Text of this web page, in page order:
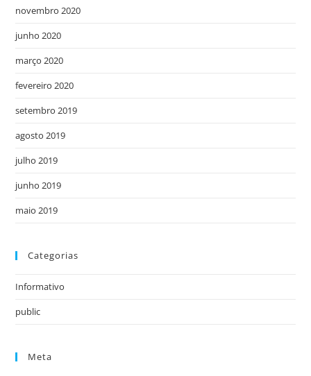
novembro 2020
junho 2020
março 2020
fevereiro 2020
setembro 2019
agosto 2019
julho 2019
junho 2019
maio 2019
Categorias
Informativo
public
Meta